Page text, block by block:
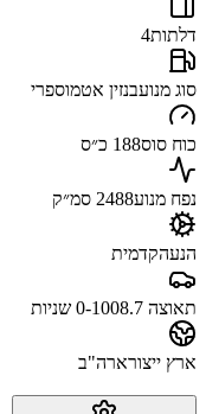
דלתות4
סוג מנועבנזין אטמוספרי
כוח סוס188 כ״ס
נפח מנוע2488 סמ״ק
הנעהקדמית
תאוצה 0-100 8.7 שניות
ארץ ייצורארה"ב